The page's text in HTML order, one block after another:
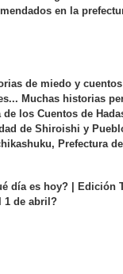
en la
de miedo y
Muchas historias
de los Cuentos de
de Shiroishi y
Prefectura
día es hoy? | Edición
1 de abril?